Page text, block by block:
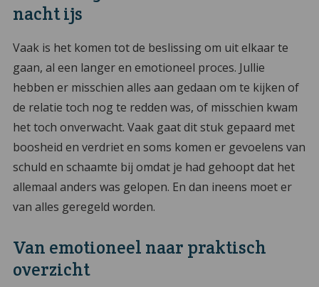
nacht ijs
Vaak is het komen tot de beslissing om uit elkaar te
gaan, al een langer en emotioneel proces. Jullie
hebben er misschien alles aan gedaan om te kijken of
de relatie toch nog te redden was, of misschien kwam
het toch onverwacht. Vaak gaat dit stuk gepaard met
boosheid en verdriet en soms komen er gevoelens van
schuld en schaamte bij omdat je had gehoopt dat het
allemaal anders was gelopen. En dan ineens moet er
van alles geregeld worden.
Van emotioneel naar praktisch
overzicht